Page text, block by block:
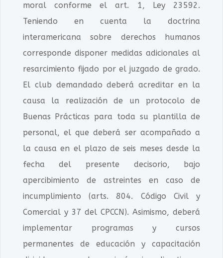
moral conforme el art. 1, Ley 23592.
Teniendo en cuenta la doctrina
interamericana sobre derechos humanos
corresponde disponer medidas adicionales al
resarcimiento fijado por el juzgado de grado.
El club demandado deberá acreditar en la
causa la realización de un protocolo de
Buenas Prácticas para toda su plantilla de
personal, el que deberá ser acompañado a
la causa en el plazo de seis meses desde la
fecha del presente decisorio, bajo
apercibimiento de astreintes en caso de
incumplimiento (arts. 804. Código Civil y
Comercial y 37 del CPCCN). Asimismo, deberá
implementar programas y cursos
permanentes de educación y capacitación